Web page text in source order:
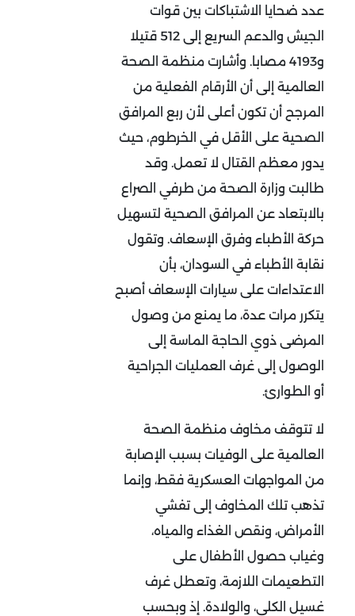
عدد ضحايا الاشتباكات بين قوات
الجيش والدعم السريع إلى 512 قتيلا
و4193 مصابا. وأشارت منظمة الصحة
العالمية إلى أن الأرقام الفعلية من
المرجح أن تكون أعلى لأن ربع المرافق
الصحية على الأقل في الخرطوم، حيث
يدور معظم القتال لا تعمل. وقد
طالبت وزارة الصحة من طرفي الصراع
بالابتعاد عن المرافق الصحية لتسهيل
حركة الأطباء وفرق الإسعاف. وتقول
نقابة الأطباء في السودان، بأن
الاعتداءات على سيارات الإسعاف أصبح
يتكرر مرات عدة، ما يمنع من وصول
المرضى ذوي الحاجة الماسة إلى
الوصول إلى غرف العمليات الجراحية
أو الطوارئ.
لا تتوقف مخاوف منظمة الصحة
العالمية على الوفيات بسبب الإصابة
من المواجهات العسكرية فقط، وإنما
تذهب تلك المخاوف إلى تفشي
الأمراض، ونقص الغذاء والمياه،
وغياب حصول الأطفال على
التطعيمات اللازمة، وتعطل غرف
غسيل الكلى، والولادة. إذ وبحسب